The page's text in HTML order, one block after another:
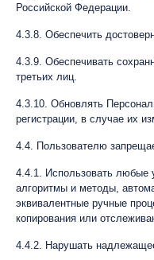
Российской Федерации.
4.3.8. Обеспечить
4.3.9. Обеспечивать
третьих лиц.
4.3.10. Обновлять
регистрации, в случае их
4.4. Пользователю
4.4.1. Использовать любые
алгоритмы и методы,
эквивалентные ручные
копирования или
4.4.2. Нарушать